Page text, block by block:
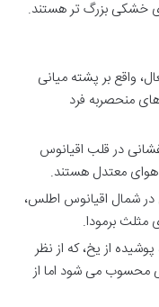
خشکی بزرگ تر هستند.
واقع بر پشته میانی
منحصربه فرد
در قلب اقیانوس
معتدل هستند.
در شمال اقیانوس اطلس،
مثلث برمودا.
از یخ، که از نظر
محسوب می شود اما از